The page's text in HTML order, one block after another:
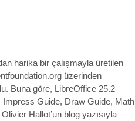
harika bir çalışmayla üretilen
üzerinden
Buna göre, LibreOffice 25.2
Guide, Draw Guide, Math
Hallot’un blog yazısıyla